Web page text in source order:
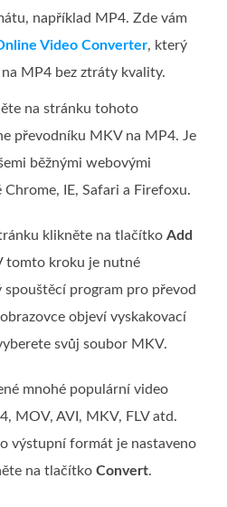
například MP4. Zde vám
Video Converter, který
MP4 bez ztráty kvality.
na stránku tohoto
převodníku MKV na MP4. Je
běžnými webovými
IE, Safari a Firefoxu.
klikněte na tlačítkoAdd
tomto kroku je nutné
spouštěcí program pro převod
objeví vyskakovací
svůj soubor MKV.
mnohé populární video
MOV, AVI, MKV, FLV atd.
výstupní formát je nastaveno
na tlačítkoConvert.